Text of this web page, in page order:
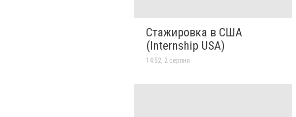
Стажировка в США
(Internship USA)
14:52, 2 серпня